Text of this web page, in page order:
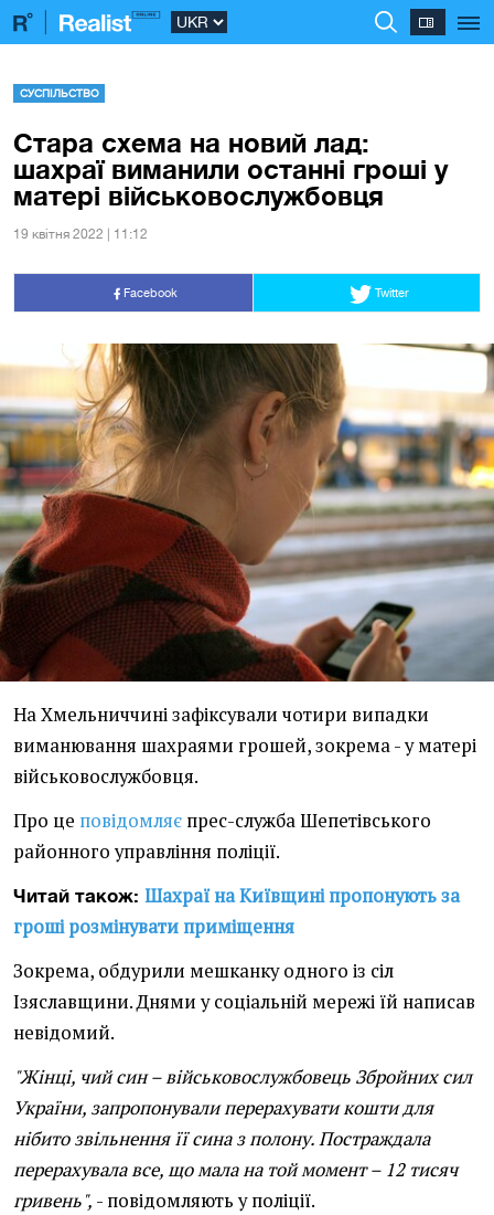
СУСПІЛЬСТВО
Стара схема на новий лад:
шахраї виманили останні гроші у
матері військовослужбовця
19 квiтня 2022 | 11:12
Facebook Twitter
На Хмельниччині зафіксували чотири випадки
виманювання шахраями грошей, зокрема - у матері
військовослужбовця.
Про це повідомляє прес-служба Шепетівського
районного управління поліції.
Читай також: Шахраї на Київщині пропонують за
гроші розмінувати приміщення
Зокрема, обдурили мешканку одного із сіл
Ізяславщини. Днями у соціальній мережі їй написав
невідомий.
"Жінці, чий син – військовослужбовець Збройних сил
України, запропонували перерахувати кошти для
нібито звільнення її сина з полону. Постраждала
перерахувала все, що мала на той момент – 12 тисяч
гривень", - повідомляють у поліції.